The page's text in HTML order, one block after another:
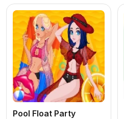
Pool Float Party